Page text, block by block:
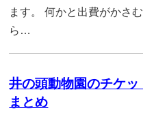
ます。 何かと出費がかさ
ら…
井の頭動物園のチケ
まとめ